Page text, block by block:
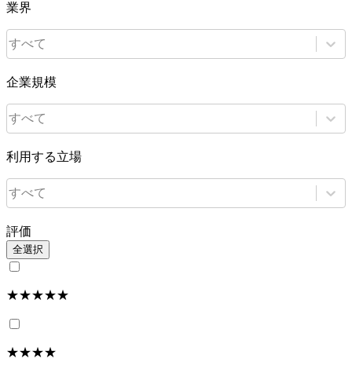
業界
すべて
企業規模
すべて
利用する立場
すべて
評価
全選択
★★★★★
★★★★